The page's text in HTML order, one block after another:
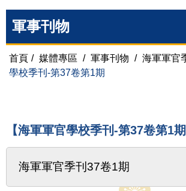
軍事刊物
首頁 / 媒體專區 / 軍事刊物 / 海軍軍官
學校季刊-第37卷第1期
【海軍軍官學校季刊-第37卷第1期
海軍軍官季刊37卷1期